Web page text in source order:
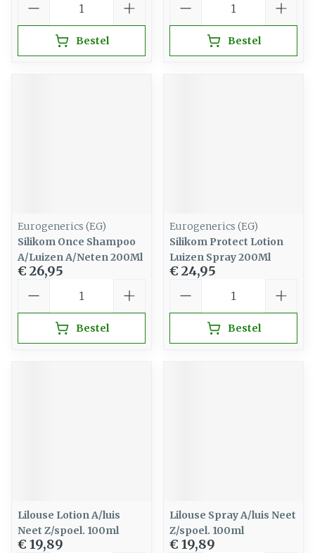
Bestel Bestel
Eurogenerics (EG)
Silikom Once Shampoo
A/Luizen A/Neten 200Ml
€ 26,95
Bestel
Eurogenerics (EG)
Silikom Protect Lotion
Luizen Spray 200Ml
€ 24,95
Bestel
Lilouse Lotion A/luis
Neet Z/spoel. 100ml
€ 19,89
Lilouse Spray A/luis Neet
Z/spoel. 100ml
€ 19,89